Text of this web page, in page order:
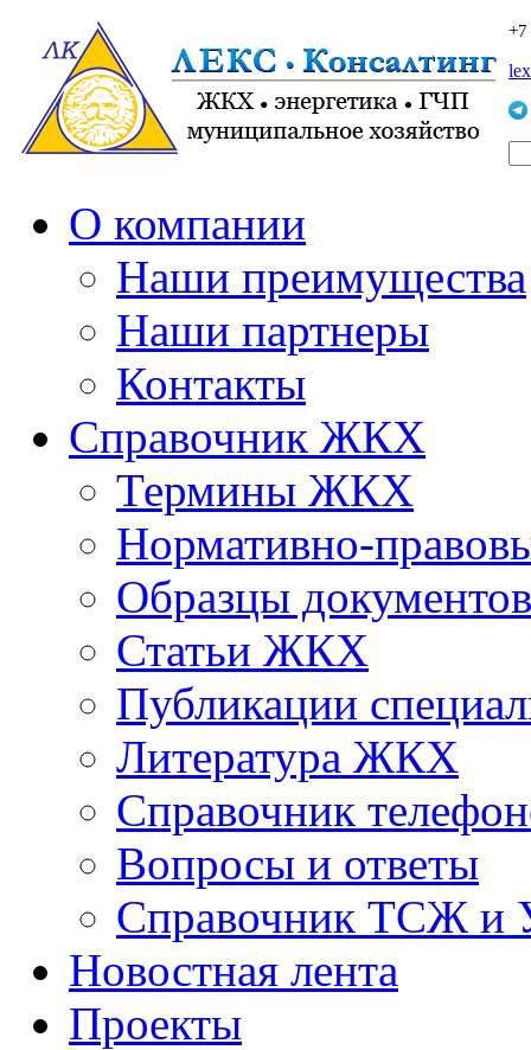
О компании
Наши преимущества
Наши партнеры
Контакты
Справочник ЖКХ
Термины ЖКХ
Нормативно-
Образцы документов
Статьи ЖКХ
Публикации
Литература ЖКХ
Справочник
Вопросы и ответы
Справочник ТСЖ и
Новостная лента
Проекты